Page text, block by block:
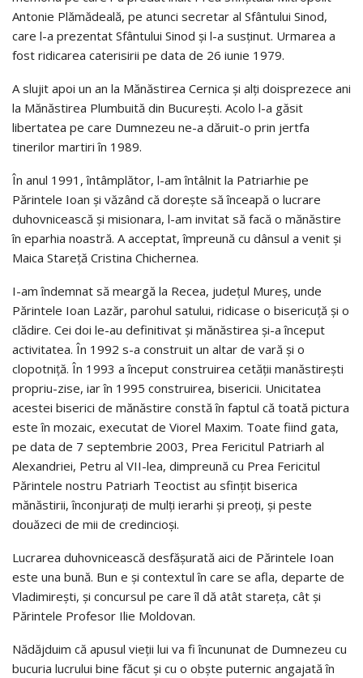
Antonie Plămădeală, pe atunci secretar al Sfântului Sinod,
care l-a prezentat Sfântului Sinod şi l-a susţinut. Urmarea a
fost ridicarea caterisirii pe data de 26 iunie 1979.
A slujit apoi un an la Mănăstirea Cernica și alţi doisprezece ani
la Mănăstirea Plumbuită din Bucureşti. Acolo l-a găsit
libertatea pe care Dumnezeu ne-a dăruit-o prin jertfa
tinerilor martiri în 1989.
În anul 1991, întâmplător, l-am întâlnit la Patriarhie pe
Părintele Ioan şi văzând că doreşte să înceapă o lucrare
duhovnicească şi misionara, l-am invitat să facă o mănăstire
în eparhia noastră. A acceptat, împreună cu dânsul a venit şi
Maica Stareţă Cristina Chichernea.
I-am îndemnat să meargă la Recea, judeţul Mureş, unde
Părintele Ioan Lazăr, parohul satului, ridicase o bisericuţă şi o
clădire. Cei doi le-au definitivat şi mănăstirea şi-a început
activitatea. În 1992 s-a construit un altar de vară şi o
clopotniţă. În 1993 a început construirea cetăţii manăstireşti
propriu-zise, iar în 1995 construirea, bisericii. Unicitatea
acestei biserici de mănăstire constă în faptul că toată pictura
este în mozaic, executat de Viorel Maxim. Toate fiind gata,
pe data de 7 septembrie 2003, Prea Fericitul Patriarh al
Alexandriei, Petru al VII-lea, dimpreună cu Prea Fericitul
Părintele nostru Patriarh Teoctist au sfinţit biserica
mănăstirii, înconjuraţi de mulţi ierarhi şi preoţi, şi peste
douăzeci de mii de credincioşi.
Lucrarea duhovnicească desfăşurată aici de Părintele Ioan
este una bună. Bun e şi contextul în care se afla, departe de
Vladimireşti, şi concursul pe care îl dă atât stareţa, cât şi
Părintele Profesor Ilie Moldovan.
Nădăjduim că apusul vieţii lui va fi încununat de Dumnezeu cu
bucuria lucrului bine făcut şi cu o obşte puternic angajată în